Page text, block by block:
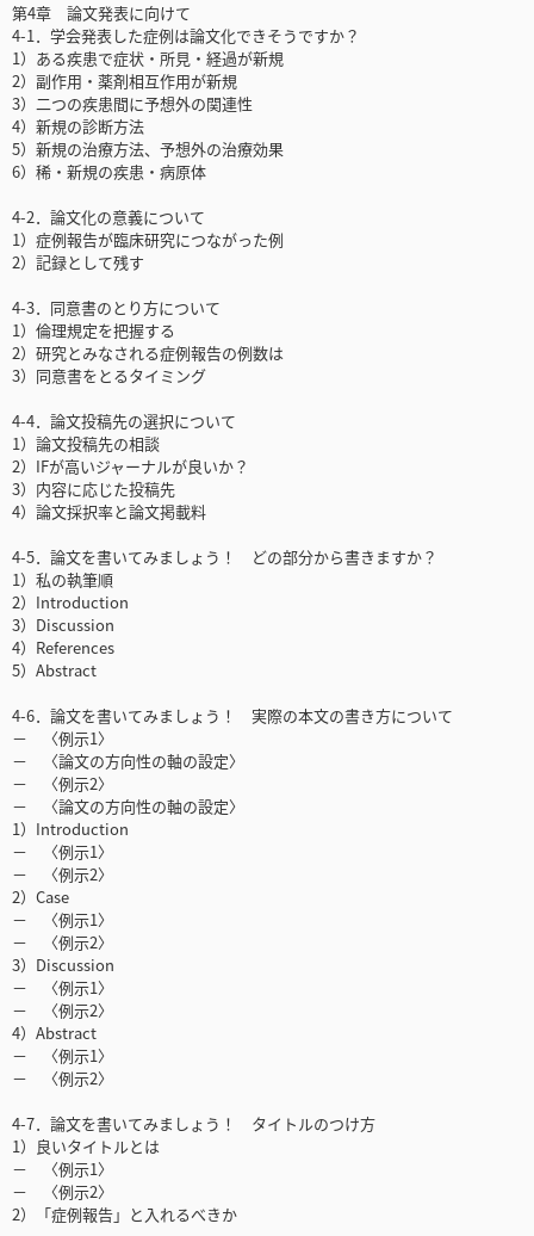
第4章 論文発表に向けて
4-1．学会発表した症例は論文化できそうですか？
1）ある疾患で症状・所見・経過が新規
2）副作用・薬剤相互作用が新規
3）二つの疾患間に予想外の関連性
4）新規の診断方法
5）新規の治療方法、予想外の治療効果
6）稀・新規の疾患・病原体
4-2．論文化の意義について
1）症例報告が臨床研究につながった例
2）記録として残す
4-3．同意書のとり方について
1）倫理規定を把握する
2）研究とみなされる症例報告の例数は
3）同意書をとるタイミング
4-4．論文投稿先の選択について
1）論文投稿先の相談
2）IFが高いジャーナルが良いか？
3）内容に応じた投稿先
4）論文採択率と論文掲載料
4-5．論文を書いてみましょう！ どの部分から書きますか？
1）私の執筆順
2）Introduction
3）Discussion
4）References
5）Abstract
4-6．論文を書いてみましょう！ 実際の本文の書き方について
－ 〈例示1〉
－ 〈論文の方向性の軸の設定〉
－ 〈例示2〉
－ 〈論文の方向性の軸の設定〉
1）Introduction
－ 〈例示1〉
－ 〈例示2〉
2）Case
－ 〈例示1〉
－ 〈例示2〉
3）Discussion
－ 〈例示1〉
－ 〈例示2〉
4）Abstract
－ 〈例示1〉
－ 〈例示2〉
4-7．論文を書いてみましょう！ タイトルのつけ方
1）良いタイトルとは
－ 〈例示1〉
－ 〈例示2〉
2）「症例報告」と入れるべきか